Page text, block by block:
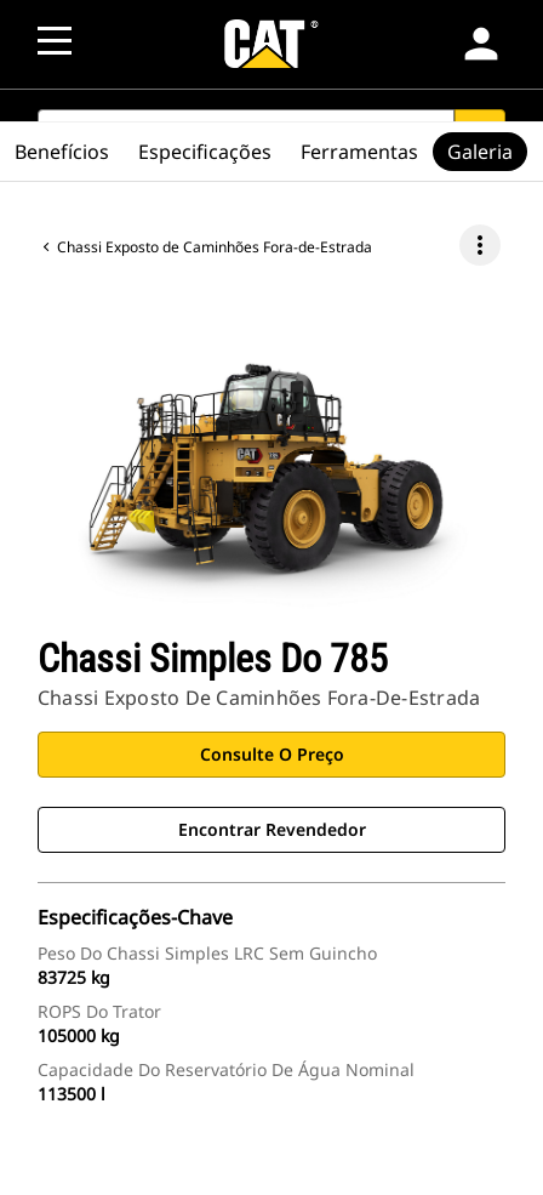
person
SEARCH search
Chassi Exposto de Caminhões Fora-de-Estrada more_vert
Chassi Simples Do 785
Chassi Exposto De Caminhões Fora-De-Estrada
Consulte O Preço
Encontrar Revendedor
Especificações-Chave
Peso Do Chassi Simples LRC Sem Guincho
83725 kg
ROPS Do Trator
105000 kg
Capacidade Do Reservatório De Água Nominal
113500 l
Benefícios Especificações Ferramentas Galeria